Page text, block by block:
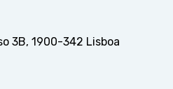
3B, 1900-342 Lisboa